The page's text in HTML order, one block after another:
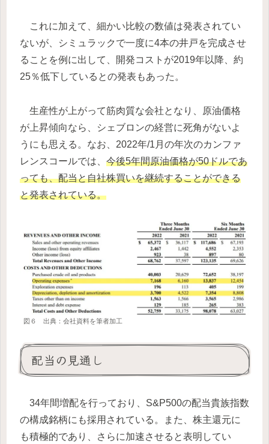
これに加えて、細かい比較の数値は発表されてい
ないが、シミュラックで一度に4本の井戸を完成させ
ることを例に出して、開発コストが2019年以降、約
25％低下しているとの発表もあった。
生産性が上がって筋肉質な会社となり、原油価格
が上昇傾向なら、シェブロンの経営に死角がないよ
うにも思える。なお、2022年/1月の年次のカンファ
レンスコールでは、 今後5年間原油価格が50ドルであ
っても、配当と自社株買いを継続することができる
と発表されている。
図６ 出典：会社資料を筆者加工
配当の見通し
34年間増配を行っており、S&P500の配当貴族指数
の構成銘柄にも採用されている。また、株主還元に
も積極的であり、さらに加速させると表明してい